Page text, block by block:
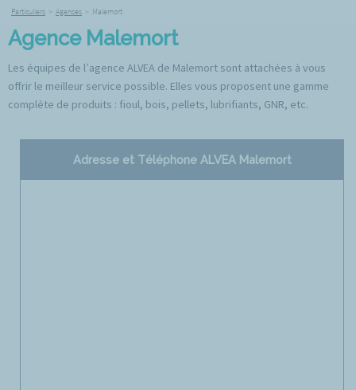
Particuliers > Agences > Malemort
Agence Malemort
Les équipes de l’agence ALVEA de Malemort sont attachées à vous
offrir le meilleur service possible. Elles vous proposent une gamme
complète de produits : fioul, bois, pellets, lubrifiants, GNR, etc.
Adresse et Téléphone ALVEA Malemort